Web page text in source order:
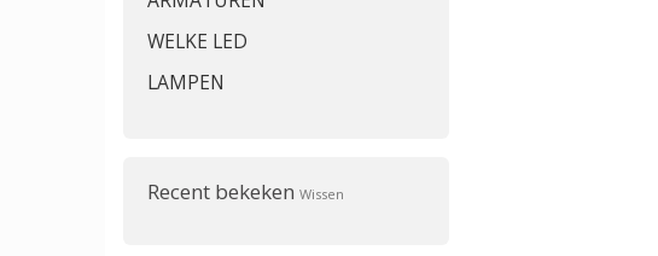
WELKE LED
LAMPEN
Recent bekeken Wissen